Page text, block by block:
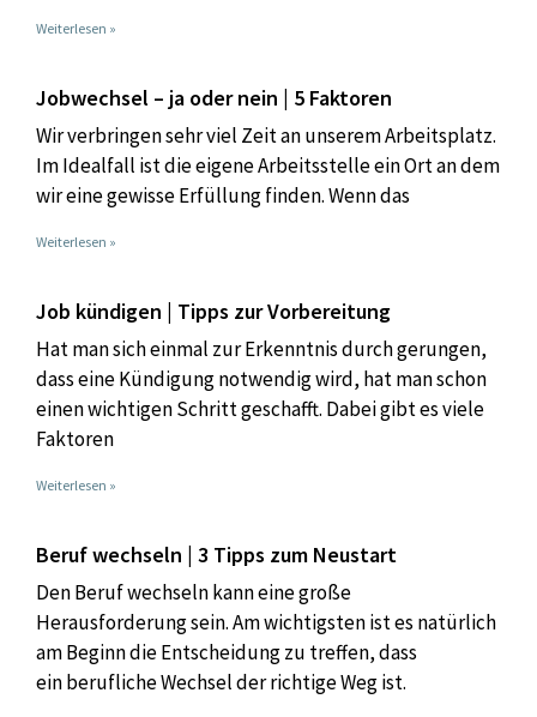
Weiterlesen »
Jobwechsel – ja oder nein | 5 Faktoren
Wir verbringen sehr viel Zeit an unserem Arbeitsplatz.
Im Idealfall ist die eigene Arbeitsstelle ein Ort an dem
wir eine gewisse Erfüllung finden. Wenn das
Weiterlesen »
Job kündigen | Tipps zur Vorbereitung
Hat man sich einmal zur Erkenntnis durch gerungen,
dass eine Kündigung notwendig wird, hat man schon
einen wichtigen Schritt geschafft. Dabei gibt es viele
Faktoren
Weiterlesen »
Beruf wechseln | 3 Tipps zum Neustart
Den Beruf wechseln kann eine große
Herausforderung sein. Am wichtigsten ist es natürlich
am Beginn die Entscheidung zu treffen, dass
ein berufliche Wechsel der richtige Weg ist.